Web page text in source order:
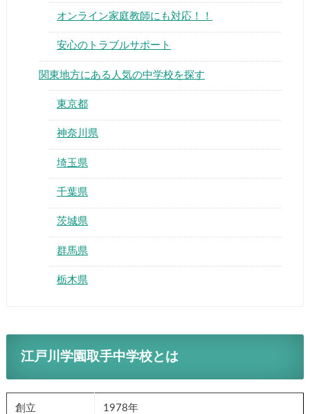
オンライン家庭教師にも対応！！
安心のトラブルサポート
関東地方にある人気の中学校を探す
東京都
神奈川県
埼玉県
千葉県
茨城県
群馬県
栃木県
江戸川学園取手中学校とは
創立 1978年